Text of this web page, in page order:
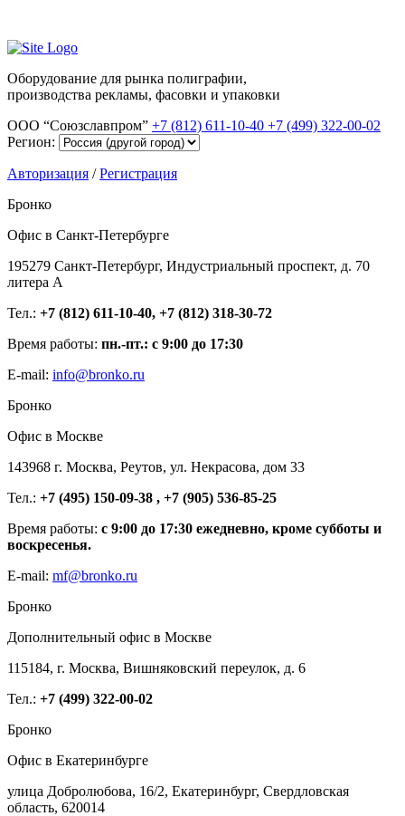
Оборудование для рынка полиграфии,
производства рекламы, фасовки и упаковки
ООО “Союзславпром” +7 (812) 611-10-40 +7 (499) 322-00-02
Регион:
Авторизация /Регистрация
Бронко
Офис в Санкт-Петербурге
195279 Санкт-Петербург, Индустриальный проспект, д. 70
литера А
Тел.: +7 (812) 611-10-40, +7 (812) 318-30-72
Время работы: пн.-пт.: с 9:00 до 17:30
E-mail: info@bronko.ru
Бронко
Офис в Москве
143968 г. Москва, Реутов, ул. Некрасова, дом 33
Тел.: +7 (495) 150-09-38 , +7 (905) 536-85-25
Время работы: с 9:00 до 17:30 ежедневно, кроме субботы и
воскресенья.
E-mail: mf@bronko.ru
Бронко
Дополнительный офис в Москве
115184, г. Москва, Вишняковский переулок, д. 6
Тел.: +7 (499) 322-00-02
Бронко
Офис в Екатеринбурге
улица Добролюбова, 16/2, Екатеринбург, Свердловская
область, 620014